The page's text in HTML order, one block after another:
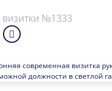
№1333